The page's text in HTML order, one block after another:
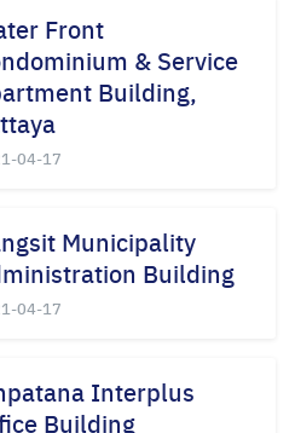
Front
& Service
Building,
04-17
Municipality
Building
04-17
Interplus
Building